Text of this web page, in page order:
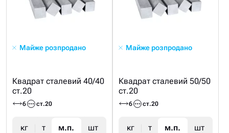
Майже розпродано
Квадрат сталевий 40/40
ст.20
6 ст.20
кг т м.п. шт
Майже розпродано
Квадрат сталевий 50/50
ст.20
6 ст.20
кг т м.п. шт